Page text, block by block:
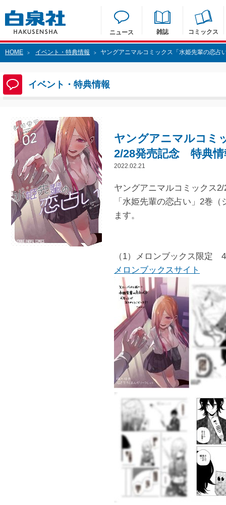
ニュース 雑誌 コミックス
HOME > イベント・特典情報 > ヤングアニマルコミックス「水姫先輩の恋
イベント・特典情報
ヤングアニマルコミ
2/28発売記念 特典情
2022.02.21
ヤングアニマルコミックス2/
「水姫先輩の恋占い」2巻
ます。
（1）メロンブックス限定
メロンブックスサイト